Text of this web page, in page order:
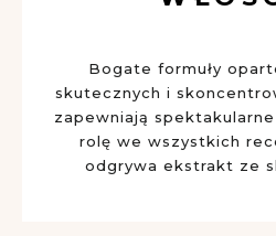
Bogate formuły
skutecznych i
zapewniają
rolę we wszystkich
odgrywa ekstrakt ze